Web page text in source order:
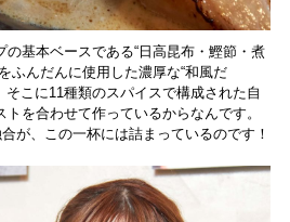
の基本ベースである“日高昆布・鰹節・煮
ふんだんに使用した濃厚な“和風だ
そこに11種類のスパイスで構成された自
を合わせて作っているからなんです。
が、この一杯には詰まっているのです！